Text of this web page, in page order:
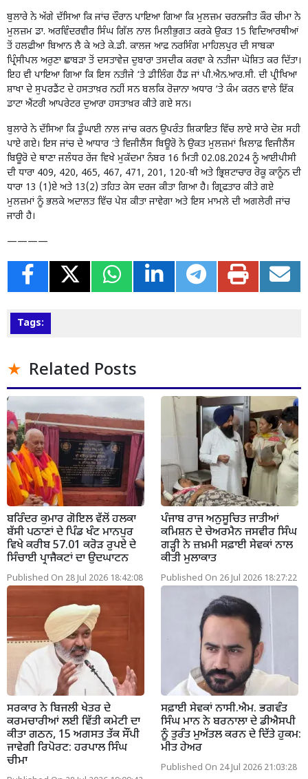
ਬੁਲਾਰੇ ਨੇ ਅੱਗੇ ਦੱਸਿਆ ਕਿ ਜਾਂਚ ਦੌਰਾਨ ਪਾਇਆ ਗਿਆ ਕਿ ਮੁਲਜ਼ਮ ਚਰਨਜੀਤ ਕੌਰ ਚੀਮਾ ਨੇ
ਮੁਲਜ਼ਮ ਡਾ. ਅਰਵਿੰਦਰਵੀਰ ਸਿੰਘ ਗਿੱਲ ਨਾਲ ਮਿਲੀਭੁਗਤ ਕਰਕੇ ਉਕਤ 15 ਵਿਦਿਆਰਥੀਆਂ
ਤੋਂ ਹਲਫ਼ੀਆ ਬਿਆਨ ਲੈ ਕੇ ਅਤੇ ਕੇ.ਡੀ. ਕਾਲਜ ਆਫ਼ ਨਰਸਿੰਗ ਮਾਹਿਲਪੁਰ ਦੀ ਸਾਬਕਾ
ਪ੍ਰਿੰਸੀਪਲ ਅਰੁਣਾ ਛਾਬੜਾ ਤੋਂ ਦਸਤਾਵੇਜ਼ ਦੁਬਾਰਾ ਤਸਦੀਕ ਕਰਵਾ ਕੇ ਨਤੀਜਾ ਘੋਸ਼ਿਤ ਕਰ ਦਿੱਤਾ।
ਇਹ ਵੀ ਪਾਇਆ ਗਿਆ ਕਿ ਇਸ ਨਤੀਜੇ ‘ਤੇ ਡੀਲਿੰਗ ਹੈਂਡ ਜਾਂ ਪੀ.ਐਨ.ਆਰ.ਸੀ. ਦੀ ਪ੍ਰੀਖਿਆ
ਸ਼ਾਖਾ ਦੇ ਸੁਪਰਡੈਂਟ ਦੇ ਹਸਤਾਖ਼ਰ ਨਹੀਂ ਸਨ ਬਲਕਿ ਰੋਜ਼ਾਨਾ ਅਧਾਰ ‘ਤੇ ਕੰਮ ਕਰਨ ਵਾਲੇ ਇੱਕ
ਡਾਟਾ ਐਂਟਰੀ ਆਪਰੇਟਰ ਦੁਆਰਾ ਹਸਤਾਖ਼ਰ ਕੀਤੇ ਗਏ ਸਨ।
ਬੁਲਾਰੇ ਨੇ ਦੱਸਿਆ ਕਿ ਡੂੰਘਾਈ ਨਾਲ ਜਾਂਚ ਕਰਨ ਉਪਰੰਤ ਸ਼ਿਕਾਇਤ ਵਿੱਚ ਲਾਏ ਸਾਰੇ ਦੋਸ਼ ਸਹੀ
ਪਾਏ ਗਏ। ਇਸ ਜਾਂਚ ਦੇ ਆਧਾਰ ‘ਤੇ ਵਿਜੀਲੈਂਸ ਬਿਊਰੋ ਨੇ ਉਕਤ ਮੁਲਜ਼ਮਾਂ ਖ਼ਿਲਾਫ਼ ਵਿਜੀਲੈਂਸ
ਬਿਊਰੋ ਦੇ ਥਾਣਾ ਜਲੰਧਰ ਰੇਂਜ ਵਿਖੇ ਮੁਕੱਦਮਾ ਨੰਬਰ 16 ਮਿਤੀ 02.08.2024 ਨੂੰ ਆਈਪੀਸੀ
ਦੀ ਧਾਰਾ 409, 420, 465, 467, 471, 201, 120-ਬੀ ਅਤੇ ਭ੍ਰਿਸ਼ਟਾਚਾਰ ਰੋਕੂ ਕਾਨੂੰਨ ਦੀ
ਧਾਰਾ 13 (1)ਏ ਅਤੇ 13(2) ਤਹਿਤ ਕੇਸ ਦਰਜ ਕੀਤਾ ਗਿਆ ਹੈ। ਗ੍ਰਿਫ਼ਤਾਰ ਕੀਤੇ ਗਏ
ਮੁਲਜ਼ਮਾਂ ਨੂੰ ਭਲਕੇ ਅਦਾਲਤ ਵਿੱਚ ਪੇਸ਼ ਕੀਤਾ ਜਾਵੇਗਾ ਅਤੇ ਇਸ ਮਾਮਲੇ ਦੀ ਅਗਲੇਰੀ ਜਾਂਚ
ਜਾਰੀ ਹੈ।
————
Tags:
Related Posts
ਬਰਿੰਦਰ ਕੁਮਾਰ ਗੋਇਲ ਵੱਲੋਂ ਹਲਕਾ
ਬੱਸੀ ਪਠਾਣਾਂ ਦੇ ਪਿੰਡ ਖੰਟ ਮਾਨਪੁਰ
ਵਿਖੇ ਕਰੀਬ 57.01 ਕਰੋੜ ਰੁਪਏ ਦੇ
ਸਿੰਚਾਈ ਪ੍ਰਾਜੈਕਟਾਂ ਦਾ ਉਦਘਾਟਨ
Published On 28 Jul 2026 18:42:08
ਪੰਜਾਬ ਰਾਜ ਅਨੁਸੂਚਿਤ ਜਾਤੀਆਂ
ਕਮਿਸ਼ਨ ਦੇ ਚੇਅਰਮੈਨ ਜਸਵੀਰ ਸਿੰਘ
ਗੜ੍ਹੀ ਨੇ ਜ਼ਖ਼ਮੀ ਸਫ਼ਾਈ ਸੇਵਕਾਂ ਨਾਲ
ਕੀਤੀ ਮੁਲਾਕਾਤ
Published On 26 Jul 2026 18:27:22
ਸਰਕਾਰ ਨੇ ਬਿਜਲੀ ਖੇਤਰ ਦੇ
ਕਰਮਚਾਰੀਆਂ ਲਈ ਵਿੱਤੀ ਕਮੇਟੀ ਦਾ
ਕੀਤਾ ਗਠਨ, 15 ਅਗਸਤ ਤੱਕ ਸੌਂਪੀ
ਜਾਵੇਗੀ ਰਿਪੋਰਟ: ਹਰਪਾਲ ਸਿੰਘ
ਚੀਮਾ
ਸਫ਼ਾਈ ਸੇਵਕਾਂ ਨਾਸੀ.ਐਮ. ਭਗਵੰਤ
ਸਿੰਘ ਮਾਨ ਨੇ ਬਰਨਾਲਾ ਦੇ ਡੀਐਸਪੀ
ਨੂੰ ਤੁਰੰਤ ਮੁਅੱਤਲ ਕਰਨ ਦੇ ਦਿੱਤੇ ਹੁਕਮ:
ਮੀਤ ਹੇਅਰ
Published On 24 Jul 2026 21:03:28